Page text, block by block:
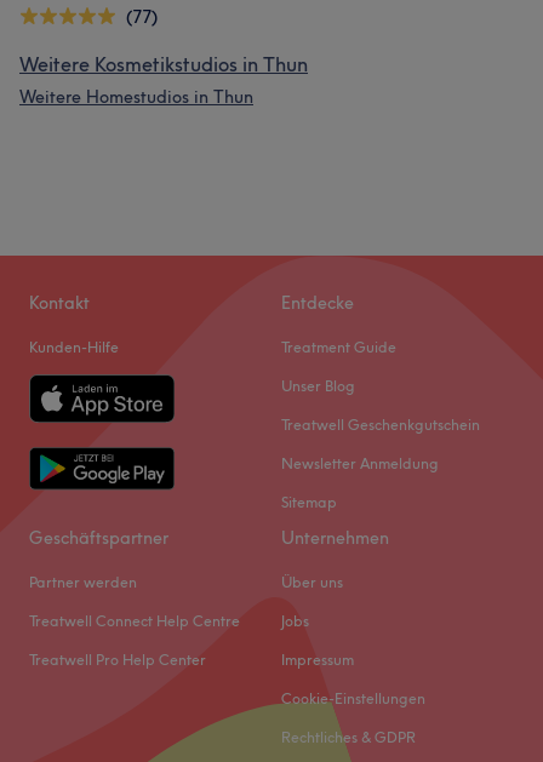
(77)
Weitere Kosmetikstudios in Thun
Weitere Homestudios in Thun
Kontakt
Kunden-Hilfe
Entdecke
Treatment Guide
Unser Blog
Treatwell Geschenkgutschein
Newsletter Anmeldung
Sitemap
Geschäftspartner
Partner werden
Treatwell Connect Help Centre
Treatwell Pro Help Center
Unternehmen
Über uns
Jobs
Impressum
Cookie-Einstellungen
Rechtliches & GDPR